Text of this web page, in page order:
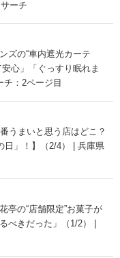
ーチ
ズの“車内遮光カーテ
心」「ぐっすり眠れま
チ：2ページ目
うまいと思う店はどこ？
日」！】（2/4） | 兵庫県
亭の“店舗限定”お菓子が
きだった」（1/2） |